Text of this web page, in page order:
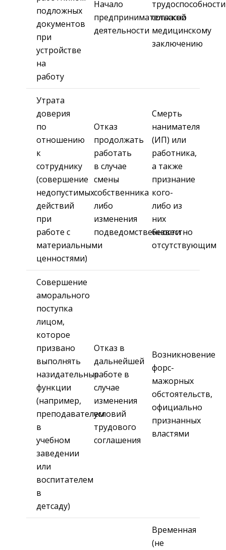
подложных
документов
при
устройстве
на
работу
Начало
предпринимательской
деятельности
трудоспособности
согласно
медицинскому
заключению
Утрата
доверия
по
отношению
к
сотруднику
(совершение
недопустимых
действий
при
работе с
материальными
ценностями)
Отказ
продолжать
работать
в случае
смены
собственника
либо
изменения
подведомственности
Смерть
нанимателя
(ИП) или
работника,
а также
признание
кого-
либо из
них
безвестно
отсутствующим
Совершение
аморального
поступка
лицом,
которое
призвано
выполнять
назидательные
функции
(например,
преподавателем
в
учебном
заведении
или
воспитателем
в
детсаду)
Отказ в
дальнейшей
работе в
случае
изменения
условий
трудового
соглашения
Возникновение
форс-
мажорных
обстоятельств,
официально
признанных
властями
Временная
(не